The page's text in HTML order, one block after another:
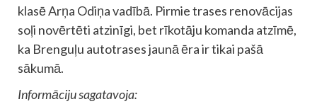
klasē Arņa Odiņa vadībā. Pirmie trases renovācijas
soļi novērtēti atzinīgi, bet rīkotāju komanda atzīmē,
ka Brenguļu autotrases jaunā ēra ir tikai pašā
sākumā.
Informāciju sagatavoja: